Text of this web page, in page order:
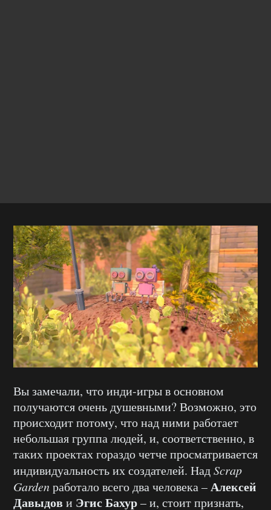
Вы замечали, что инди-игры в основном
получаются очень душевными? Возможно, это
происходит потому, что над ними работает
небольшая группа людей, и, соответственно, в
таких проектах гораздо четче просматривается
индивидуальность их создателей. НадScrap
Gardenработало всего два человека –Алексей
Давыдови Эгис Бахур– и, стоит признать,